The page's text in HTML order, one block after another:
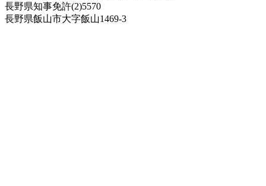
長野県知事免許(2)5570
長野県飯山市大字飯山1469-3